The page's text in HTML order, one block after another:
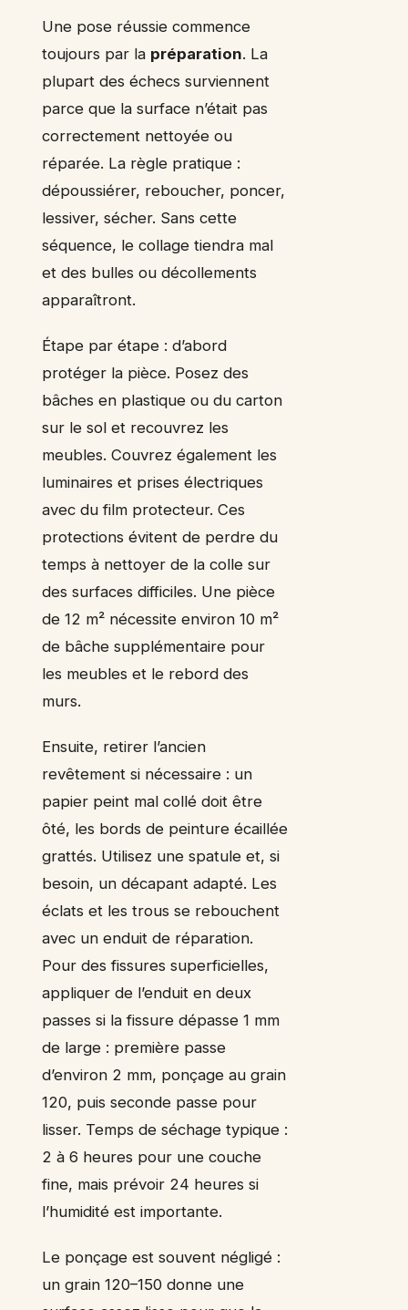
Une pose réussie commence
toujours par la préparation. La
plupart des échecs surviennent
parce que la surface n’était pas
correctement nettoyée ou
réparée. La règle pratique :
dépoussiérer, reboucher, poncer,
lessiver, sécher. Sans cette
séquence, le collage tiendra mal
et des bulles ou décollements
apparaîtront.
Étape par étape : d’abord
protéger la pièce. Posez des
bâches en plastique ou du carton
sur le sol et recouvrez les
meubles. Couvrez également les
luminaires et prises électriques
avec du film protecteur. Ces
protections évitent de perdre du
temps à nettoyer de la colle sur
des surfaces difficiles. Une pièce
de 12 m² nécessite environ 10 m²
de bâche supplémentaire pour
les meubles et le rebord des
murs.
Ensuite, retirer l’ancien
revêtement si nécessaire : un
papier peint mal collé doit être
ôté, les bords de peinture écaillée
grattés. Utilisez une spatule et, si
besoin, un décapant adapté. Les
éclats et les trous se rebouchent
avec un enduit de réparation.
Pour des fissures superficielles,
appliquer de l’enduit en deux
passes si la fissure dépasse 1 mm
de large : première passe
d’environ 2 mm, ponçage au grain
120, puis seconde passe pour
lisser. Temps de séchage typique :
2 à 6 heures pour une couche
fine, mais prévoir 24 heures si
l’humidité est importante.
Le ponçage est souvent négligé :
un grain 120–150 donne une